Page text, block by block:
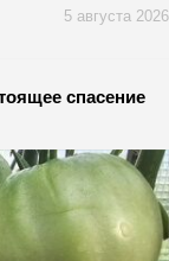
5 августа 2026
спасение